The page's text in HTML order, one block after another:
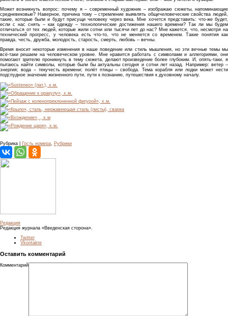
Может возникнуть вопрос: почему я – современный художник – изображаю сюжеты, напоминающие
средневековые? Наверное, причина тому – стремление выявлять общечеловеческие свойства людей,
такие, которые были и будут присущи человеку через века. Мне хочется представить: что-же будет,
если с нас снять – как одежду – технологические достижения нашего времени? Так ли мы будем
отличаться от тех людей, которые жили сотни или тысячи лет до нас? Мне кажется, что, несмотря на
технический прогресс, у человека есть что-то, что не меняется со временем. Такие понятия как
правда, честь, дружба, молодость, старость, смерть, любовь – вечны.
Время вносит некоторые изменения в наше поведение или стиль мышления, но эти вечные темы мы
всё-таки решаем на человеческом уровне. Мне нравится работать с символами и аллегориями, они
помогают зрителю проникнуть в тему сюжета, делают произведение более глубоким. И, опять-таки, я
пытаюсь найти символы, которые были бы актуальны сегодня и сотни лет назад. Например: ветер –
энергия; вода – текучесть времени; полёт птицы – свобода. Тема корабля или лодки может нести
подспудное значение жизненного пути, пути к познанию, путешествия к духовному началу.
Рубрика | Гость номера, Рубрики
Редакция
Редакция журнала «Введенская сторона».
Twitter
Vkontakte
Оставить комментарий
Комментарий